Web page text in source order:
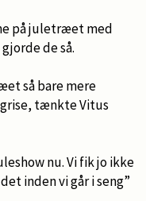
på juletræet med
de så.
så bare mere
tænkte Vitus
nu. Vi fik jo ikke
inden vi går i seng”